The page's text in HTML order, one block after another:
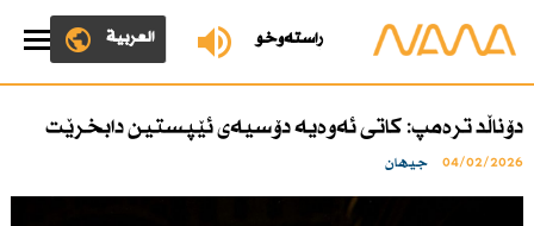
ڕاستەوخۆ العربية
دۆناڵد ترەمپ: كاتی ئەوەیە دۆسیەی ئێپستین دابخرێت
04/02/2026 جیهان